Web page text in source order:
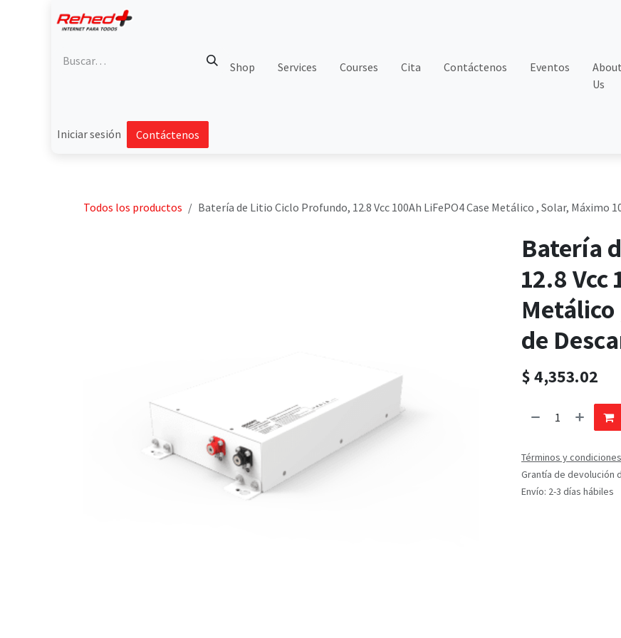
Shop Services Courses Cita Contáctenos Eventos
About
Us
Iniciar sesión Contáctenos
Todos los productos Batería de Litio Ciclo Profundo, 12.8 Vcc 100Ah LiFePO4 Case Metálico , Solar, Máximo
Batería
12.8 Vcc
Metálico
de
$4,353.02
Términos y condiciones
Grantía de devolución
Envío: 2-3 días hábiles